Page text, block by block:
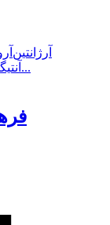
آرژانتین
بیشتر...